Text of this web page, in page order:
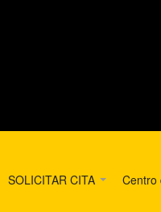
SOLICITAR CITA Centro